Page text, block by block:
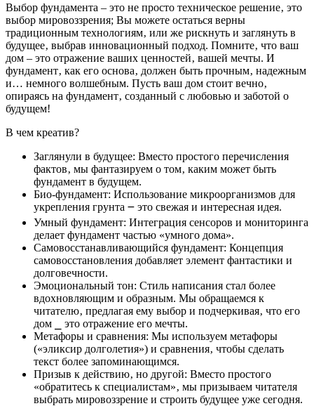
Выбор фундамента – это не просто техническое решение‚ это
выбор мировоззрения; Вы можете остаться верны
традиционным технологиям‚ или же рискнуть и заглянуть в
будущее‚ выбрав инновационный подход. Помните‚ что ваш
дом – это отражение ваших ценностей‚ вашей мечты. И
фундамент‚ как его основа‚ должен быть прочным‚ надежным
и… немного волшебным. Пусть ваш дом стоит вечно‚
опираясь на фундамент‚ созданный с любовью и заботой о
будущем!
В чем креатив?
Заглянули в будущее: Вместо простого перечисления
фактов‚ мы фантазируем о том‚ каким может быть
фундамент в будущем.
Био-фундамент: Использование микроорганизмов для
укрепления грунта ౼ это свежая и интересная идея.
Умный фундамент: Интеграция сенсоров и мониторинга
делает фундамент частью «умного дома».
Самовосстанавливающийся фундамент: Концепция
самовосстановления добавляет элемент фантастики и
долговечности.
Эмоциональный тон: Стиль написания стал более
вдохновляющим и образным. Мы обращаемся к
читателю‚ предлагая ему выбор и подчеркивая‚ что его
дом ⎯ это отражение его мечты.
Метафоры и сравнения: Мы используем метафоры
(«эликсир долголетия») и сравнения‚ чтобы сделать
текст более запоминающимся.
Призыв к действию‚ но другой: Вместо простого
«обратитесь к специалистам»‚ мы призываем читателя
выбрать мировоззрение и строить будущее уже сегодня.